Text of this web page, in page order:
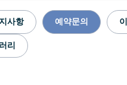
사항 예약문의
리